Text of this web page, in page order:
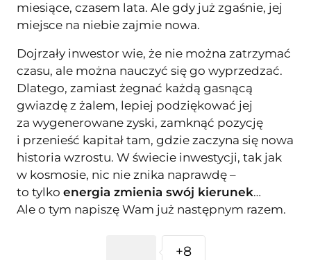
miesiące, czasem lata. Ale gdy już zgaśnie, jej
miejsce na niebie zajmie nowa.
Dojrzały inwestor wie, że nie można zatrzymać
czasu, ale można nauczyć się go wyprzedzać.
Dlatego, zamiast żegnać każdą gasnącą
gwiazdę z żalem, lepiej podziękować jej
za wygenerowane zyski, zamknąć pozycję
i przenieść kapitał tam, gdzie zaczyna się nowa
historia wzrostu. W świecie inwestycji, tak jak
w kosmosie, nic nie znika naprawdę –
to tylko energia zmienia swój kierunek…
Ale o tym napiszę Wam już następnym razem.
+8